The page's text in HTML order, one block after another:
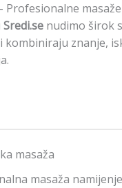
Profesionalne
Sredi.se nudimo širok
kombiniraju znanje,
masaža
masaža